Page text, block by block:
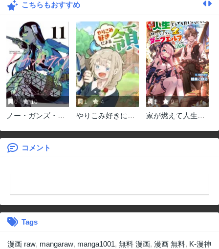
こちらもおすすめ
0 10
ノー・ガンズ・ラ
1 4
やりこみ好きによ
1 9
家が燃えて人生ど
コメント
Tags
漫画 raw, mangaraw, manga1001, 無料 漫画, 漫画 無料, K-漫神